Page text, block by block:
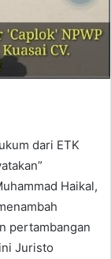
dari ETK
Haikal,
pertambangan
Juristo